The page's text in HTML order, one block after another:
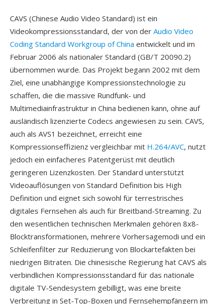
CAVS (Chinese Audio Video Standard) ist ein
Videokompressionsstandard, der von der Audio Video
Coding Standard Workgroup of China entwickelt und im
Februar 2006 als nationaler Standard (GB/T 20090.2)
übernommen wurde. Das Projekt begann 2002 mit dem
Ziel, eine unabhängige Kompressionstechnologie zu
schaffen, die die massive Rundfunk- und
Multimediainfrastruktur in China bedienen kann, ohne auf
ausländisch lizenzierte Codecs angewiesen zu sein. CAVS,
auch als AVS1 bezeichnet, erreicht eine
Kompressionseffizienz vergleichbar mit H.264/AVC, nutzt
jedoch ein einfacheres Patentgerüst mit deutlich
geringeren Lizenzkosten. Der Standard unterstützt
Videoauflösungen von Standard Definition bis High
Definition und eignet sich sowohl für terrestrisches
digitales Fernsehen als auch für Breitband-Streaming. Zu
den wesentlichen technischen Merkmalen gehören 8x8-
Blocktransformationen, mehrere Vorhersagemodi und ein
Schleifenfilter zur Reduzierung von Blockartefakten bei
niedrigen Bitraten. Die chinesische Regierung hat CAVS als
verbindlichen Kompressionsstandard für das nationale
digitale TV-Sendesystem gebilligt, was eine breite
Verbreitung in Set-Top-Boxen und Fernsehempfängern im